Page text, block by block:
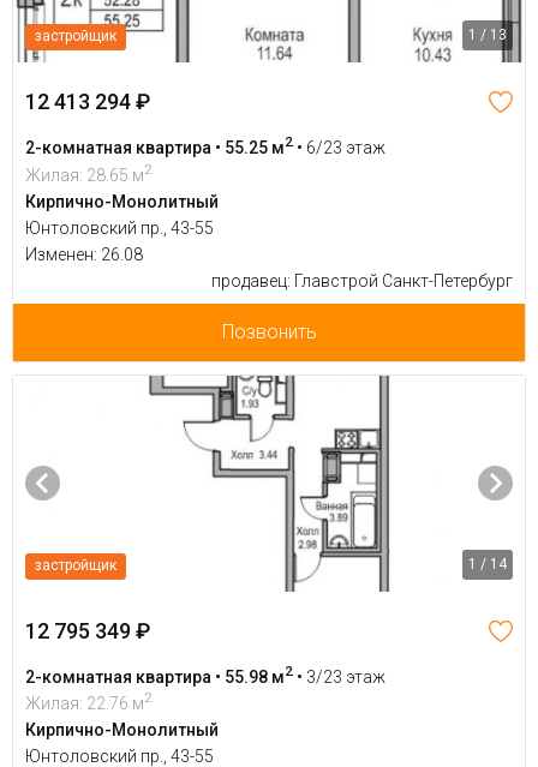
застройщик 1 / 13
12 413 294 ₽
2-комнатная квартира • 55.25 м2 • 6/23 этаж
Жилая: 28.65 м2
Кирпично-Монолитный
Юнтоловский пр., 43-55
Изменен: 26.08
продавец: Главстрой Санкт-Петербург
Позвонить
застройщик 1 / 14
12 795 349 ₽
2-комнатная квартира • 55.98 м2 • 3/23 этаж
Жилая: 22.76 м2
Кирпично-Монолитный
Юнтоловский пр., 43-55